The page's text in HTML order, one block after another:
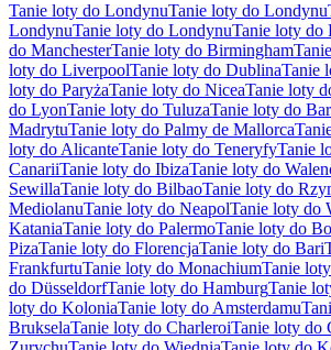
Tanie loty do LondynuTanie loty do Londynu
LondynuTanie loty do LondynuTanie loty do
do ManchesterTanie loty do Birmingham
loty do LiverpoolTanie loty do DublinaTanie
loty do ParyżaTanie loty do NiceaTanie loty
do LyonTanie loty do TuluzaTanie loty do
MadrytuTanie loty do Palmy de Mallorca
loty do AlicanteTanie loty do TeneryfyTanie
CanariiTanie loty do IbizaTanie loty do
SewillaTanie loty do BilbaoTanie loty do
MediolanuTanie loty do NeapolTanie loty do
KataniaTanie loty do PalermoTanie loty do
PizaTanie loty do FlorencjaTanie loty do Bari
FrankfurtuTanie loty do MonachiumTanie
do DüsseldorfTanie loty do HamburgTanie
loty do KoloniaTanie loty do Amsterdamu
BrukselaTanie loty do CharleroiTanie loty do